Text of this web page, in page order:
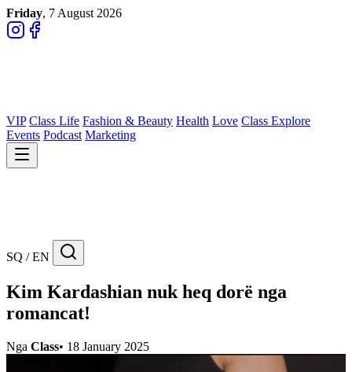
Friday, 7 August 2026
VIP Class Life Fashion & Beauty Health Love Class Explore
Events Podcast Marketing
SQ / EN
Kim Kardashian nuk heq dorë nga
romancat!
Nga Class• 18 January 2025